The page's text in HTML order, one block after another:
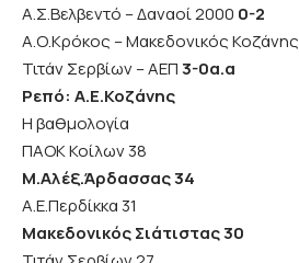
Α.Σ.Βελβεντό – Δαναοί 2000 0-2
Α.Ο.Κρόκος – Μακεδονικός Κοζάνης
Τιτάν Σερβίων – ΑΕΠ3-0α.α
Ρεπό: Α.Ε.Κοζάνης
Η βαθμολογία
ΠΑΟΚ Κοίλων 38
Μ.Αλέξ.Άρδασσας 34
Α.Ε.Περδίκκα 31
Μακεδονικός Σιάτιστας 30